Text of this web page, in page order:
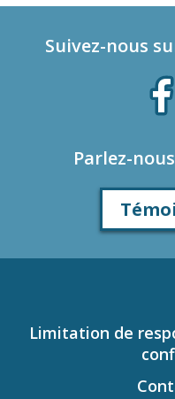
Suivez-nous
Parlez-
Limitation de